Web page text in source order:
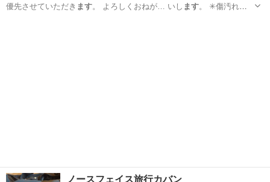
優先させていただき ます。 よろしくおねが… いし ます。 ✳︎傷汚れ
ノースフェイス旅行カバン